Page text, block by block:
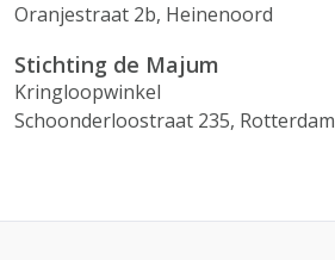
Oranjestraat 2b, Heinenoord
Stichting de Majum
Kringloopwinkel
Schoonderloostraat 235, Rotterdam